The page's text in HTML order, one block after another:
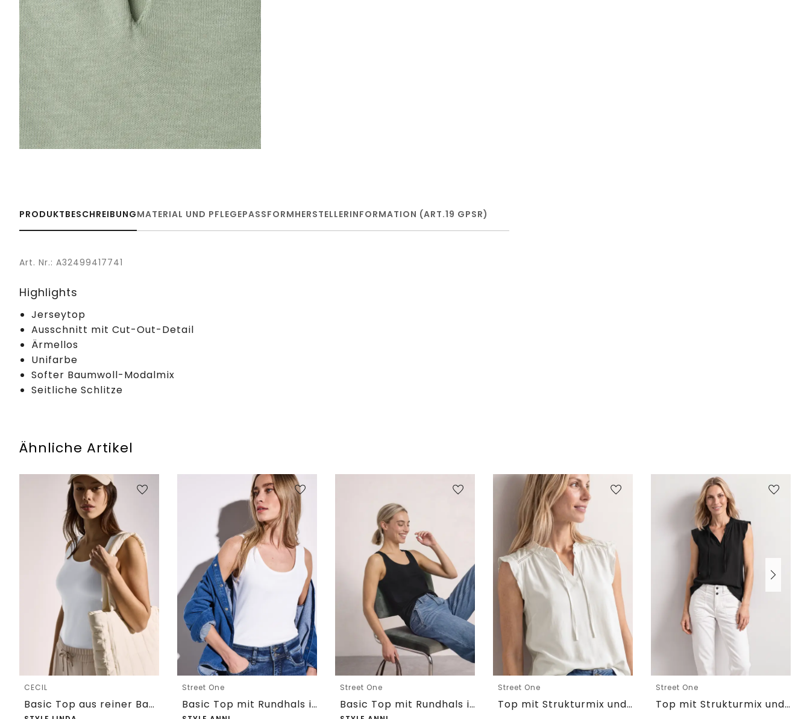
PRODUKTBESCHREIBUNGMATERIAL UND PFLEGEPASSFORMHERSTELLERINFORMATION (ART.19 GPSR)
Art. Nr.: A32499417741
Highlights
Jerseytop
Ausschnitt mit Cut-Out-Detail
Ärmellos
Unifarbe
Softer Baumwoll-Modalmix
Seitliche Schlitze
Ähnliche Artikel
CECIL
Basic Top aus reiner Baumwolle
Street One
Basic Top mit Rundhals in Unifarbe
Street One
Basic Top mit Rundhals in Unifarbe
Street One
Top mit Strukturmix und Crochet-Details
Street One
Top mit Strukturmix und Crochet-Details